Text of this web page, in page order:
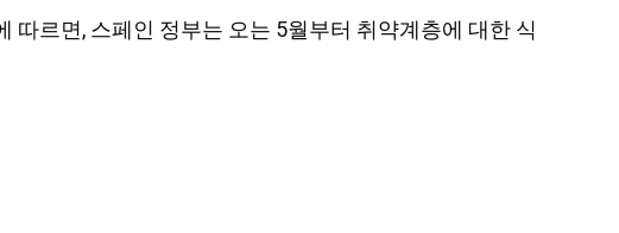
르면, 스페인 정부는 오는 5월부터 취약계층에 대한 식